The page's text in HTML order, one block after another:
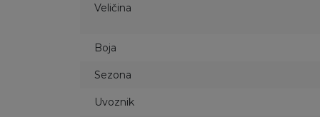
Veličina
Boja
Sezona
Uvoznik